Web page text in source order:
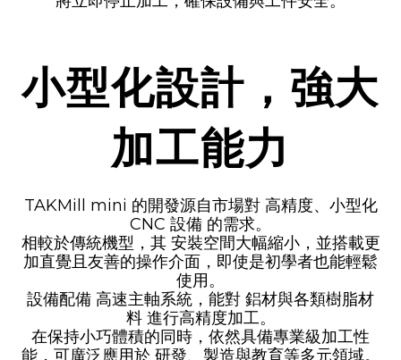
小型化設計，強大
加工能力
TAKMill mini 的開發源自市場對 高精度、小型化
CNC 設備 的需求。
相較於傳統機型，其 安裝空間大幅縮小，並搭載更
加直覺且友善的操作介面，即使是初學者也能輕鬆
使用。
設備配備 高速主軸系統 ，能對 鋁材與各類樹脂材
料進行高精度加工。
在保持小巧體積的同時，依然具備專業級加工性
能，可廣泛應用於 研發、製造與教育等多元領域。